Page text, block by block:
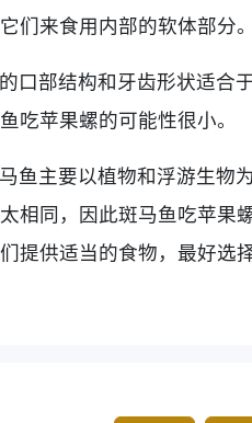
们来食用内部的软体部分。
口部结构和牙齿形状适合
吃苹果螺的可能性很小。
鱼主要以植物和浮游生物
相同，因此斑马鱼吃苹果
提供适当的食物，最好选